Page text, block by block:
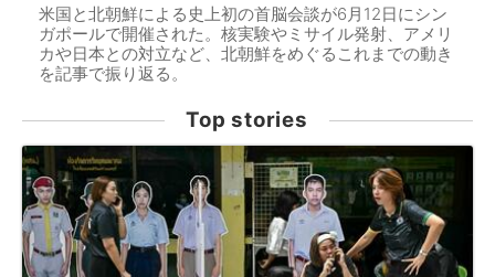
米国と北朝鮮による史上初の首脳会談が6月12日にシン
ガポールで開催された。核実験やミサイル発射、アメリ
カや日本との対立など、北朝鮮をめぐるこれまでの動き
を記事で振り返る。
Top stories